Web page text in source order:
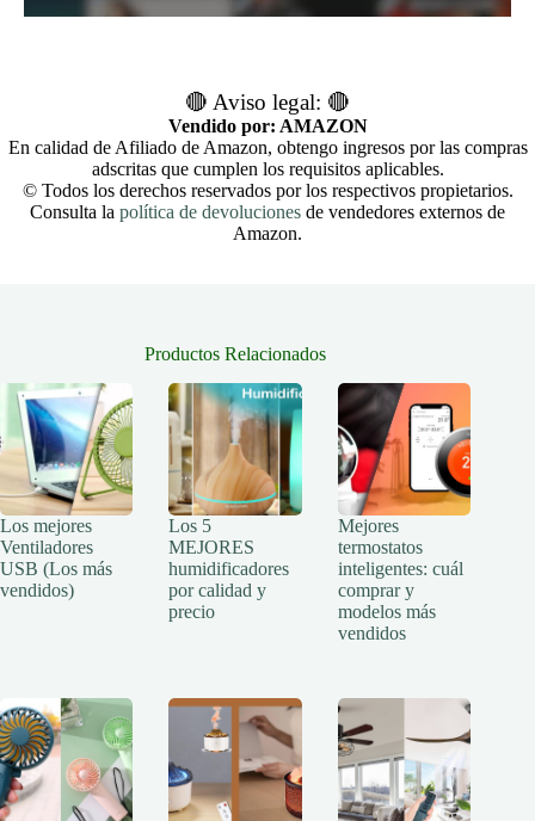
🔴 Aviso legal: 🔴
Vendido por: AMAZON
En calidad de Afiliado de Amazon, obtengo ingresos por las compras
adscritas que cumplen los requisitos aplicables.
© Todos los derechos reservados por los respectivos propietarios.
Consulta la política de devoluciones de vendedores externos de
Amazon.
Productos Relacionados
Los mejores
Ventiladores
USB (Los más
vendidos)
Los 5
MEJORES
humidificadores
por calidad y
precio
Mejores
termostatos
inteligentes: cuál
comprar y
modelos más
vendidos